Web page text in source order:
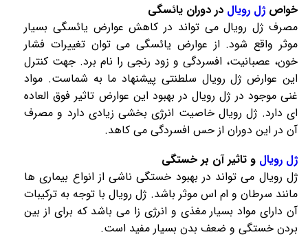
خواصژل رویال در دوران یائسگی
مصرف ژل رویالمی تواند در کاهش عوارض یائسگی بسیار
موثر واقع شود. از عوارض یائسگی می توان تغییرات فشار
خون، عصبانیت، افسردگی و زود رنجی را نام برد. جهت کنترل
این عوارض ژل رویال سلطنتی پیشنهاد ما به شماست. مواد
غنی موجود در ژل رویالدر بهبود این عوارض تاثیر فوق العاده
ای دارد. ژل رویالخاصیت انرژی بخشی زیادی دارد و مصرف
آن در این دوران از حس افسردگی می کاهد.
ژل رویال و تاثیر آن بر خستگی
ژل رویال می تواند در بهبود خستگی ناشی از انواع بیماری ها
مانند سرطان و ام اس موثر باشد. ژل رویالبا توجه به ترکیبات
آن دارای مواد بسیار مغذی و انرژی زا می باشد که برای از بین
بردن خستگی و ضعف بدن بسیار مفید است.